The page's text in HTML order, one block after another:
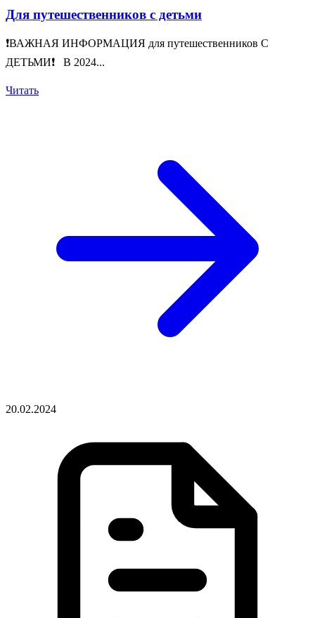
Для путешественников с детьми
❗️ВАЖНАЯ ИНФОРМАЦИЯ для путешественников С
ДЕТЬМИ❗️ В 2024...
Читать
20.02.2024